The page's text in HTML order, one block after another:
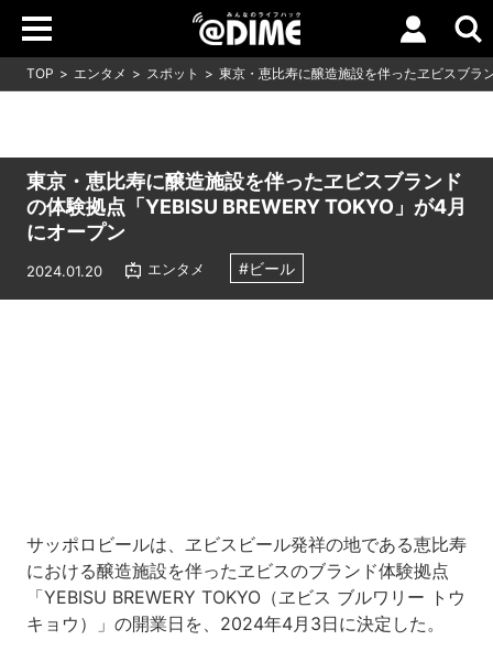
TOP エンタメ スポット 東京・恵比寿に醸造施設を伴ったヱビスブラ
東京・恵比寿に醸造施設を伴ったヱビスブランド
の体験拠点「YEBISU BREWERY TOKYO」が4月
にオープン
2024.01.20 エンタメ #ビール
サッポロビールは、ヱビスビール発祥の地である恵比寿
における醸造施設を伴ったヱビスのブランド体験拠点
「YEBISU BREWERY TOKYO（ヱビス ブルワリー トウ
キョウ）」の開業日を、2024年4月3日に決定した。